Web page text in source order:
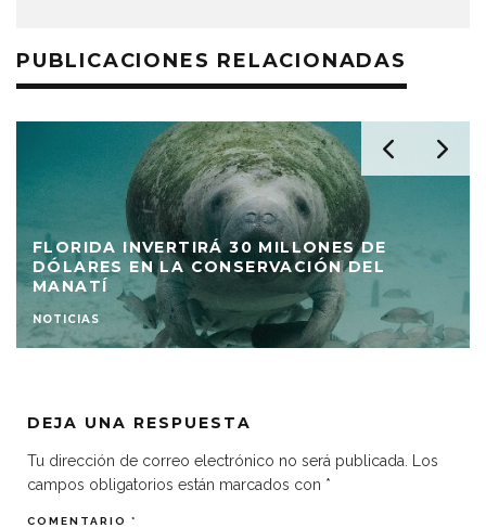
PUBLICACIONES RELACIONADAS
FLORIDA INVERTIRÁ 30 MILLONES DE
DÓLARES EN LA CONSERVACIÓN DEL
MANATÍ
NOTICIAS
DEJA UNA RESPUESTA
Tu dirección de correo electrónico no será publicada.
Los
campos obligatorios están marcados con *
COMENTARIO *